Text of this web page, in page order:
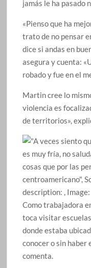
jamás le ha pasado
«Pienso que ha
trato de no pensar
dice si andas en
asegura y cuenta:
robado y fue en el
Martin cree lo
violencia es
de territorios»,
Como trabajadora
toca visitar
donde estaba
conocer o sin haber
comenta.